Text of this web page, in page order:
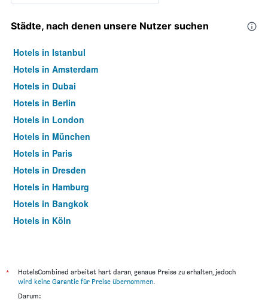
Städte, nach denen unsere Nutzer suchen
Hotels in Istanbul
Hotels in Amsterdam
Hotels in Dubai
Hotels in Berlin
Hotels in London
Hotels in München
Hotels in Paris
Hotels in Dresden
Hotels in Hamburg
Hotels in Bangkok
Hotels in Köln
*
HotelsCombined arbeitet hart daran, genaue Preise zu erhalten, jedoch
wird keine Garantie für Preise übernommen.
Darum: